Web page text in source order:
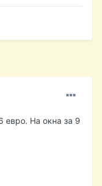
евро. На окна за 9